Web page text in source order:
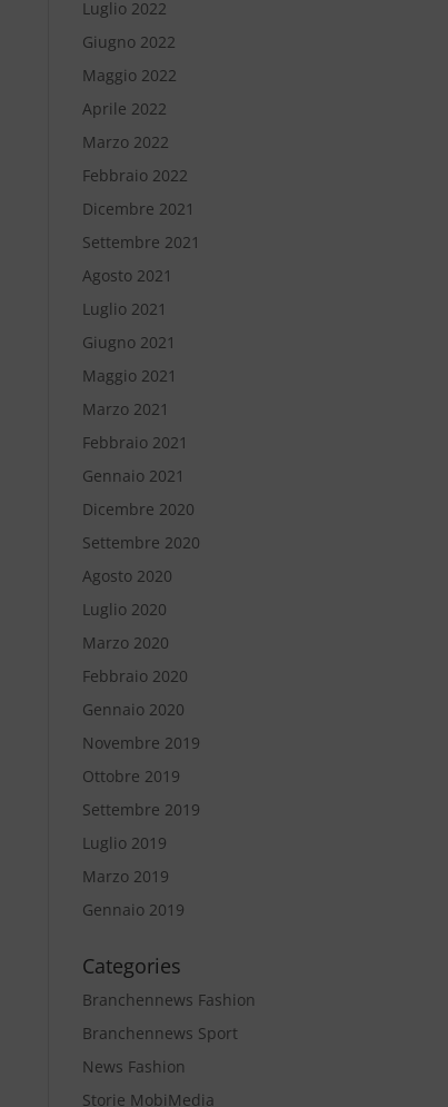
Luglio 2022
Giugno 2022
Maggio 2022
Aprile 2022
Marzo 2022
Febbraio 2022
Dicembre 2021
Settembre 2021
Agosto 2021
Luglio 2021
Giugno 2021
Maggio 2021
Marzo 2021
Febbraio 2021
Gennaio 2021
Dicembre 2020
Settembre 2020
Agosto 2020
Luglio 2020
Marzo 2020
Febbraio 2020
Gennaio 2020
Novembre 2019
Ottobre 2019
Settembre 2019
Luglio 2019
Marzo 2019
Gennaio 2019
Categories
Branchennews Fashion
Branchennews Sport
News Fashion
Storie MobiMedia